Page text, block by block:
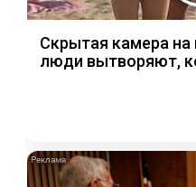
Скрытая камера
люди вытворяют,